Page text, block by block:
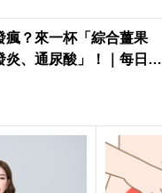
瘋？來一杯「綜合薑果
炎、通尿酸」！｜每日健